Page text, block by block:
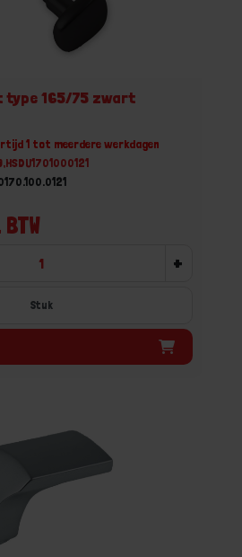
type 165/75 zwart
1 tot meerdere werkdagen
+
Stuk